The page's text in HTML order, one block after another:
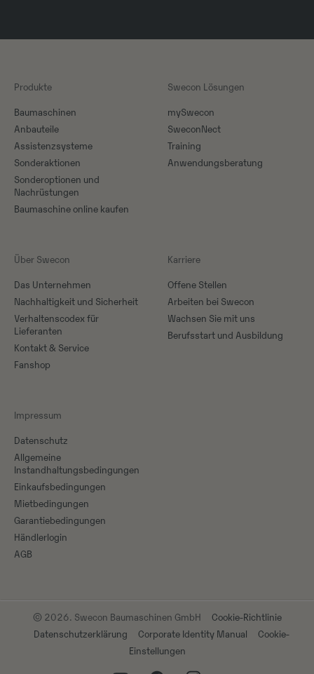
Produkte
Baumaschinen
Anbauteile
Assistenzsysteme
Sonderaktionen
Sonderoptionen und
Nachrüstungen
Baumaschine online kaufen
Swecon Lösungen
mySwecon
SweconNect
Training
Anwendungsberatung
Über Swecon
Das Unternehmen
Nachhaltigkeit und Sicherheit
Verhaltenscodex für
Lieferanten
Kontakt & Service
Fanshop
Karriere
Offene Stellen
Arbeiten bei Swecon
Wachsen Sie mit uns
Berufsstart und Ausbildung
Impressum
Datenschutz
Allgemeine
Instandhaltungsbedingungen
Einkaufsbedingungen
Mietbedingungen
Garantiebedingungen
Händlerlogin
AGB
© 2026. Swecon Baumaschinen GmbH
Cookie-Richtlinie
Datenschutzerklärung
Corporate Identity Manual
Cookie-
Einstellungen